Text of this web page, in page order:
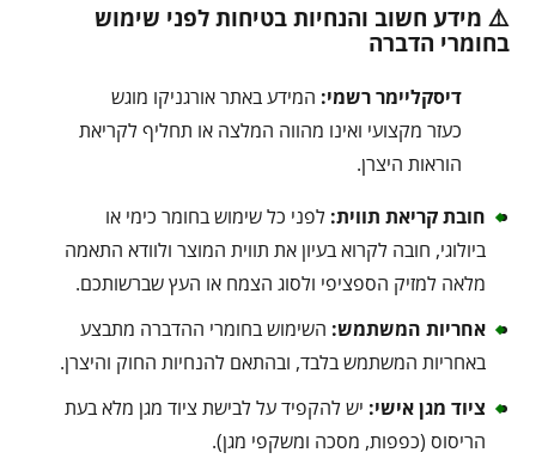
⚠️ מידע חשוב והנחיות בטיחות לפני שימוש
בחומרי הדברה
דיסקליימר רשמי: המידע באתר אורגניקו מוגש
כעזר מקצועי ואינו מהווה המלצה או תחליף לקריאת
הוראות היצרן.
חובת קריאת תווית: לפני כל שימוש בחומר כימי או
ביולוגי, חובה לקרוא בעיון את תווית המוצר ולוודא התאמה
מלאה למזיק הספציפי ולסוג הצמח או העץ שברשותכם.
אחריות המשתמש: השימוש בחומרי ההדברה מתבצע
באחריות המשתמש בלבד, ובהתאם להנחיות החוק והיצרן.
ציוד מגן אישי: יש להקפיד על לבישת ציוד מגן מלא בעת
הריסוס (כפפות, מסכה ומשקפי מגן).